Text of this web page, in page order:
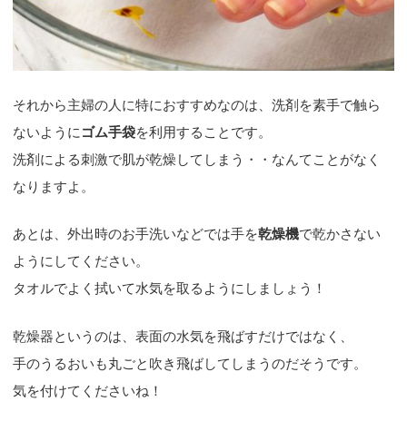
それから主婦の人に特におすすめなのは、洗剤を素手で触ら
ないように ゴム手袋を利用することです。
洗剤による刺激で肌が乾燥してしまう・・なんてことがなく
なりますよ。
あとは、外出時のお手洗いなどでは手を乾燥機で乾かさない
ようにしてください。
タオルでよく拭いて水気を取るようにしましょう！
乾燥器というのは、表面の水気を飛ばすだけではなく、
手のうるおいも丸ごと吹き飛ばしてしまうのだそうです。
気を付けてくださいね！